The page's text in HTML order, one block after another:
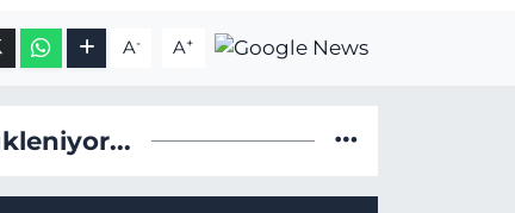
A- A+